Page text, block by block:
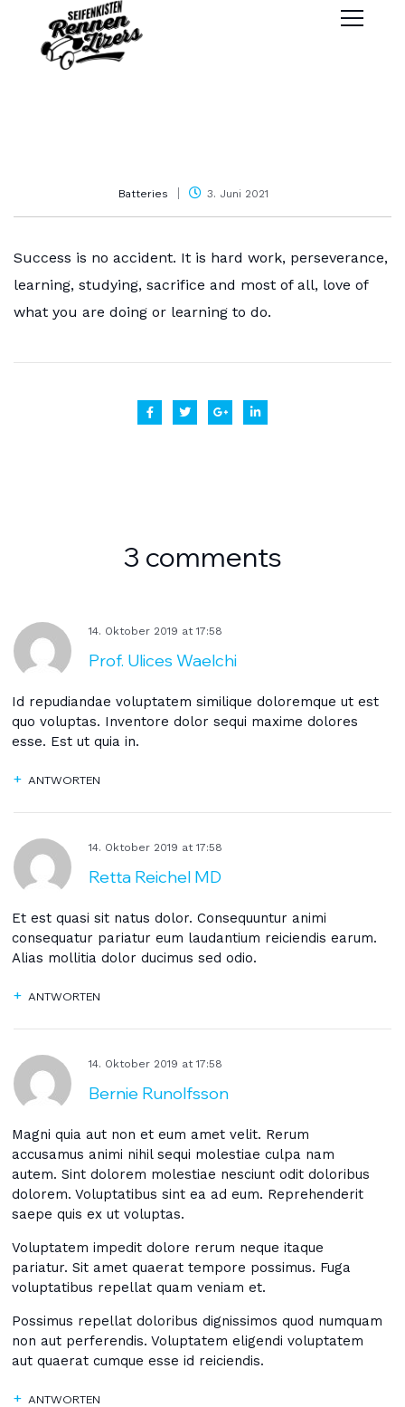
Batteries 3. Juni 2021
Success is no accident. It is hard work, perseverance,
learning, studying, sacrifice and most of all, love of
what you are doing or learning to do.
3 comments
14. Oktober 2019 at 17:58
Prof. Ulices Waelchi
Id repudiandae voluptatem similique doloremque ut est
quo voluptas. Inventore dolor sequi maxime dolores
esse. Est ut quia in.
ANTWORTEN
14. Oktober 2019 at 17:58
Retta Reichel MD
Et est quasi sit natus dolor. Consequuntur animi
consequatur pariatur eum laudantium reiciendis earum.
Alias mollitia dolor ducimus sed odio.
ANTWORTEN
14. Oktober 2019 at 17:58
Bernie Runolfsson
Magni quia aut non et eum amet velit. Rerum
accusamus animi nihil sequi molestiae culpa nam
autem. Sint dolorem molestiae nesciunt odit doloribus
dolorem. Voluptatibus sint ea ad eum. Reprehenderit
saepe quis ex ut voluptas.
Voluptatem impedit dolore rerum neque itaque
pariatur. Sit amet quaerat tempore possimus. Fuga
voluptatibus repellat quam veniam et.
Possimus repellat doloribus dignissimos quod numquam
non aut perferendis. Voluptatem eligendi voluptatem
aut quaerat cumque esse id reiciendis.
ANTWORTEN